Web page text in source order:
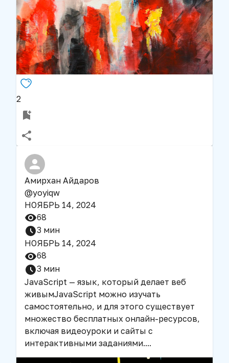
2
Амирхан Айдаров
@yoyiqw
НОЯБРЬ 14, 2024
68
3 мин
НОЯБРЬ 14, 2024
68
3 мин
JavaScript — язык, который делает веб
живымJavaScript можно изучать
самостоятельно, и для этого существует
множество бесплатных онлайн-ресурсов,
включая видеоуроки и сайты с
интерактивными заданиями....